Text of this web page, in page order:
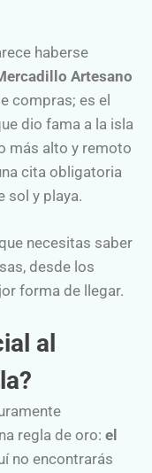
haberse
Artesano
compras; es el
dio fama a la isla
más alto y remoto
cita obligatoria
sol y playa.
necesitas saber
desde los
forma de llegar.
al
regla de oro: el
no encontrarás